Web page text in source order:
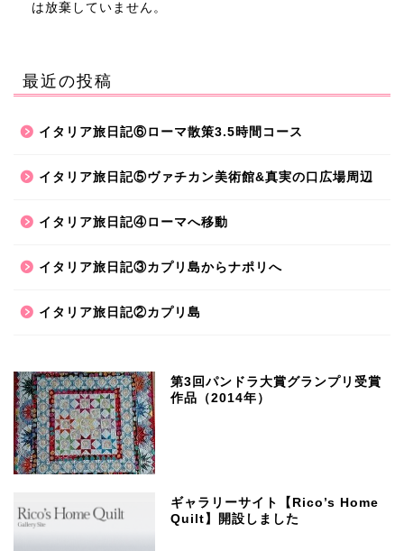
は放棄していません。
最近の投稿
イタリア旅日記⑥ローマ散策3.5時間コース
イタリア旅日記⑤ヴァチカン美術館&真実の口広場周辺
イタリア旅日記④ローマへ移動
イタリア旅日記③カプリ島からナポリへ
イタリア旅日記②カプリ島
第3回パンドラ大賞グランプリ受賞
作品（2014年）
ギャラリーサイト【Rico’s Home
Quilt】開設しました